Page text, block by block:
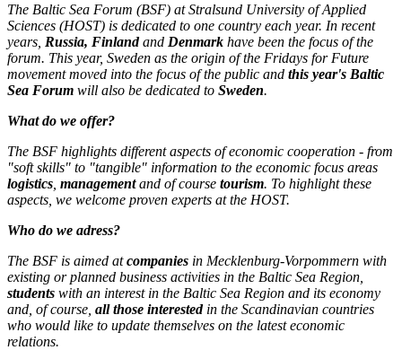
The Baltic Sea Forum (BSF) at Stralsund University of Applied
Sciences (HOST) is dedicated to one country each year. In recent
years, Russia, Finlandand Denmark have been the focus of the
forum. This year, Sweden as the origin of the Fridays for Future
movement moved into the focus of the public and this year's Baltic
Sea Forum will also be dedicated to Sweden.
What do we offer?
The BSF highlights different aspects of economic cooperation - from
"soft skills" to "tangible" information to the economic focus areas
logistics managementand of course tourism. To highlight these
aspects, we welcome proven experts at the HOST.
Who do we adress?
The BSF is aimed atcompanies in Mecklenburg-Vorpommern with
existing or planned business activities in the Baltic Sea Region,
students with an interest in the Baltic Sea Region and its economy
and, of course, all those interestedin the Scandinavian countries
who would like to update themselves on the latest economic
relations.